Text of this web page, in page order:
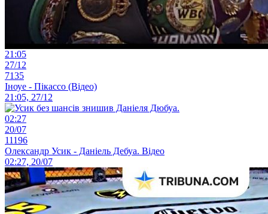
21:05
27/12
7135
Іноуе - Пікассо (Відео)
21:05, 27/12
02:27
20/07
11196
Олександр Усик - Даніель Дебуа. Відео
02:27, 20/07